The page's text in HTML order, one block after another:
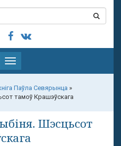
Паказаць
меню
Паўла Севярынца »
тамоў Крашэўскага
Шэсцьсот